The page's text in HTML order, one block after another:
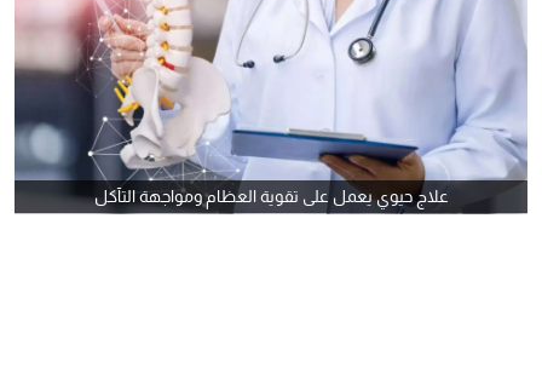
علاج حيوي يعمل على تقوية العظام ومواجهة التآكل